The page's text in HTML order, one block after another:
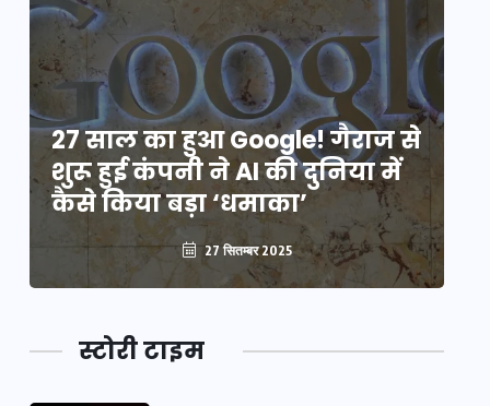
27 साल का हुआ Google! गैराज से
शुरू हुई कंपनी ने AI की दुनिया में
कैसे किया बड़ा ‘धमाका’
27 सितम्बर 2025
स्टोरी टाइम